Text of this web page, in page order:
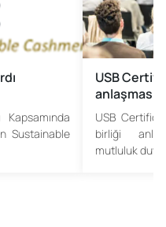
Sustainable
USB
anlaşması
USB
birliği
mutluluk